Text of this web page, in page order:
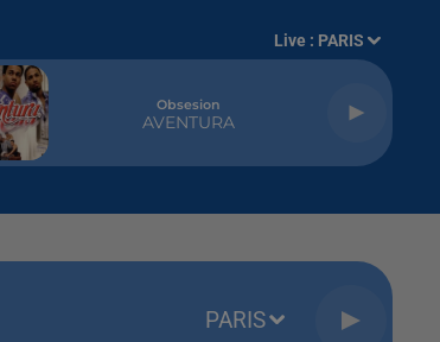
Live : PARIS
Obsesion
AVENTURA
PARIS